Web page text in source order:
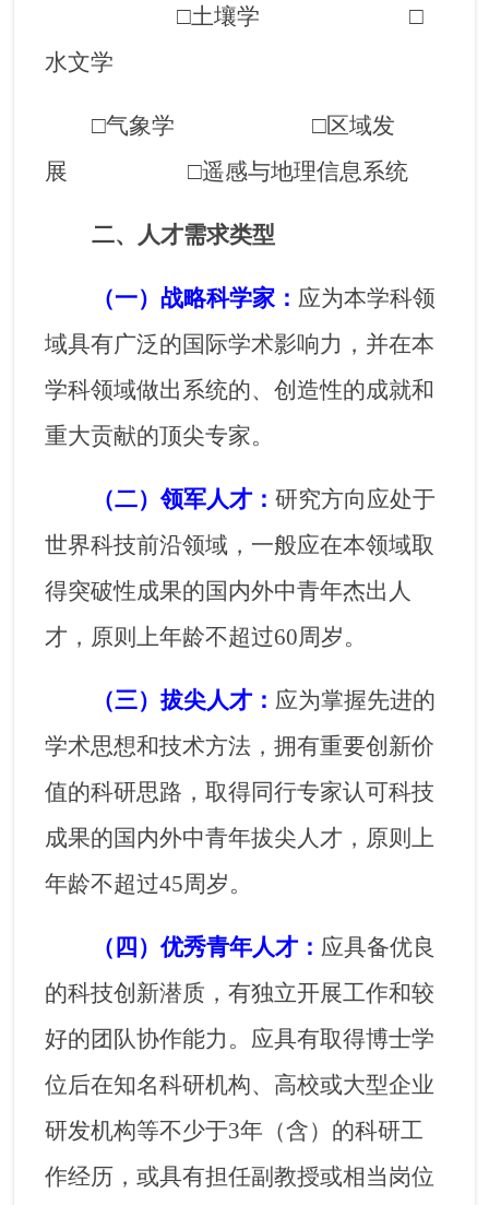
□土壤学 □
水文学
□气象学 □区域发
展□遥感与地理信息系统
二、人才需求类型
（一）战略科学家： 应为本学科领
域具有广泛的国际学术影响力，并在本
学科领域做出系统的、创造性的成就和
重大贡献的顶尖专家。
（二）领军人才：研究方向应处于
世界科技前沿领域，一般应在本领域取
得突破性成果的国内外中青年杰出人
才，原则上年龄不超过60周岁。
（三）拔尖人才： 应为掌握先进的
学术思想和技术方法，拥有重要创新价
值的科研思路，取得同行专家认可科技
成果的国内外中青年拔尖人才，原则上
年龄不超过45周岁。
（四）优秀青年人才： 应具备优良
的科技创新潜质，有独立开展工作和较
好的团队协作能力。应具有取得博士学
位后在知名科研机构、高校或大型企业
研发机构等不少于3年（含）的科研工
作经历，或具有担任副教授或相当岗位